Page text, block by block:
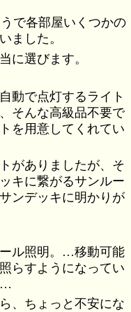
で各部屋いくつかの
ました。
に選びます。
動で点灯するライト
そんな高級品不要で
を用意してくれてい
がありましたが、そ
キに繋がるサンルー
ンデッキに明かりが
ル照明。…移動可能
らすようになってい
…
、ちょっと不安にな